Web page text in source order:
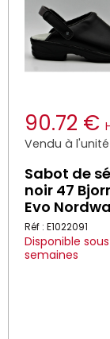
90.72 €
Vendu à l'unité
Sabot de
noir 47
Evo
Réf : E1022091
Disponible
semaines